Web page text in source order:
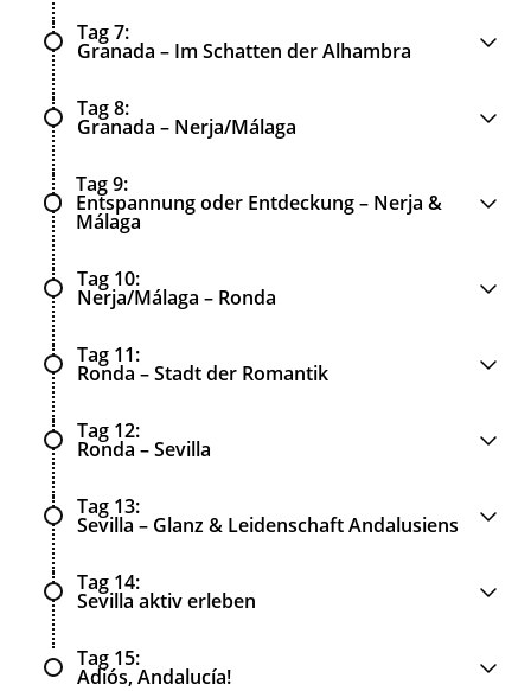
Tag 7
Granada – Im Schatten der Alhambra
Tag 8
Granada – Nerja/Málaga
Tag 9
Entspannung oder Entdeckung – Nerja &
Málaga
Tag 10
Nerja/Málaga – Ronda
Tag 11
Ronda – Stadt der Romantik
Tag 12
Ronda – Sevilla
Tag 13
Sevilla – Glanz & Leidenschaft Andalusiens
Tag 14
Sevilla aktiv erleben
Tag 15
Adiós, Andalucía!